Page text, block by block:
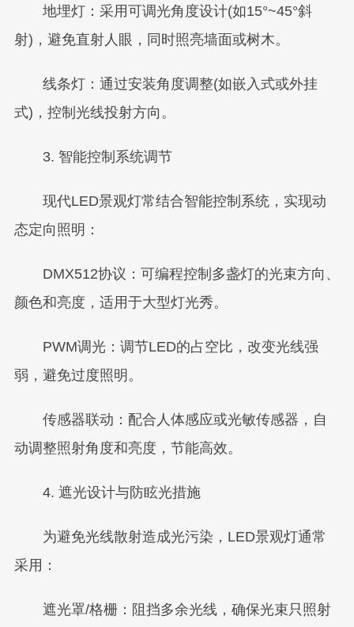
地埋灯：采用可调光角度设计(如15°~45°斜
射)，避免直射人眼，同时照亮墙面或树木。
线条灯：通过安装角度调整(如嵌入式或外挂
式)，控制光线投射方向。
3. 智能控制系统调节
现代LED景观灯常结合智能控制系统，实现动
态定向照明：
DMX512协议：可编程控制多盏灯的光束方向、
颜色和亮度，适用于大型灯光秀。
PWM调光：调节LED的占空比，改变光线强
弱，避免过度照明。
传感器联动：配合人体感应或光敏传感器，自
动调整照射角度和亮度，节能高效。
4. 遮光设计与防眩光措施
为避免光线散射造成光污染，LED景观灯通常
采用：
遮光罩/格栅：阻挡多余光线，确保光束只照射